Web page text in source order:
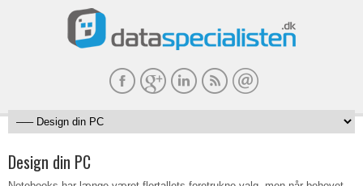
Design din PC